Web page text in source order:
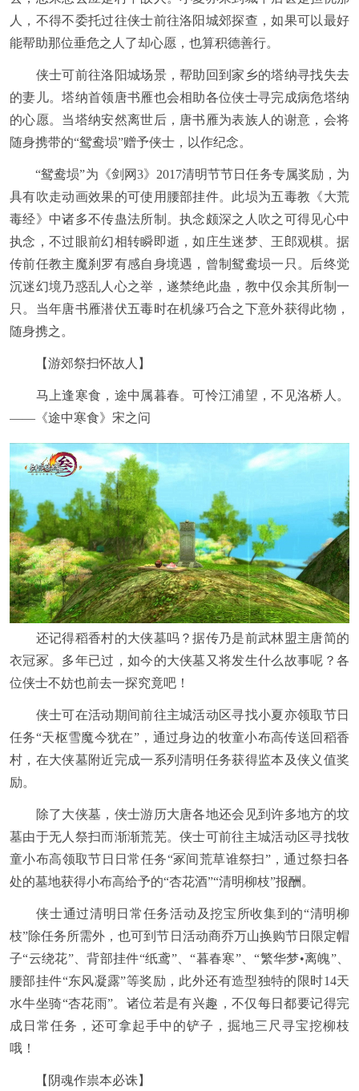
人，不得不委托过往侠士前往洛阳城郊探查，如果可以最好
能帮助那位垂危之人了却心愿，也算积德善行。
侠士可前往洛阳城场景，帮助回到家乡的塔纳寻找失去
的妻儿。塔纳首领唐书雁也会相助各位侠士寻完成病危塔纳
的心愿。当塔纳安然离世后，唐书雁为表族人的谢意，会将
随身携带的“鸳鸯埙”赠予侠士，以作纪念。
“鸳鸯埙”为《剑网3》2017清明节节日任务专属奖励，为
具有吹走动画效果的可使用腰部挂件。此埙为五毒教《大荒
毒经》中诸多不传蛊法所制。执念颇深之人吹之可得见心中
执念，不过眼前幻相转瞬即逝，如庄生迷梦、王郎观棋。据
传前任教主魔刹罗有感自身境遇，曾制鸳鸯埙一只。后终觉
沉迷幻境乃惑乱人心之举，遂禁绝此蛊，教中仅余其所制一
只。当年唐书雁潜伏五毒时在机缘巧合之下意外获得此物，
随身携之。
【游郊祭扫怀故人】
马上逢寒食，途中属暮春。可怜江浦望，不见洛桥人。
——《途中寒食》宋之问
还记得稻香村的大侠墓吗？据传乃是前武林盟主唐简的
衣冠冢。多年已过，如今的大侠墓又将发生什么故事呢？各
位侠士不妨也前去一探究竟吧！
侠士可在活动期间前往主城活动区寻找小夏亦领取节日
任务“天枢雪魔今犹在”，通过身边的牧童小布高传送回稻香
村，在大侠墓附近完成一系列清明任务获得监本及侠义值奖
励。
除了大侠墓，侠士游历大唐各地还会见到许多地方的坟
墓由于无人祭扫而渐渐荒芜。侠士可前往主城活动区寻找牧
童小布高领取节日日常任务“冢间荒草谁祭扫”，通过祭扫各
处的墓地获得小布高给予的“杏花酒”“清明柳枝”报酬。
侠士通过清明日常任务活动及挖宝所收集到的“清明柳
枝”除任务所需外，也可到节日活动商乔万山换购节日限定帽
子“云绕花”、背部挂件“纸鸢”、“暮春寒”、“繁华梦•离魄”、
腰部挂件“东风凝露”等奖励，此外还有造型独特的限时14天
水牛坐骑“杏花雨”。诸位若是有兴趣，不仅每日都要记得完
成日常任务，还可拿起手中的铲子，掘地三尺寻宝挖柳枝
哦！
【阴魂作祟本必诛】